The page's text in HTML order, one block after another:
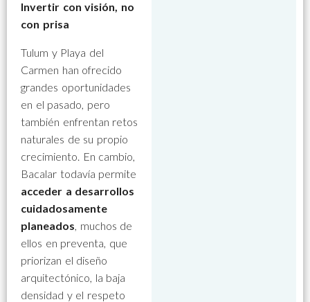
Invertir con visión, no
con prisa
Tulum y Playa del
Carmen han ofrecido
grandes oportunidades
en el pasado, pero
también enfrentan retos
naturales de su propio
crecimiento. En cambio,
Bacalar todavía permite
acceder a desarrollos
cuidadosamente
planeados, muchos de
ellos en preventa, que
priorizan el diseño
arquitectónico, la baja
densidad y el respeto